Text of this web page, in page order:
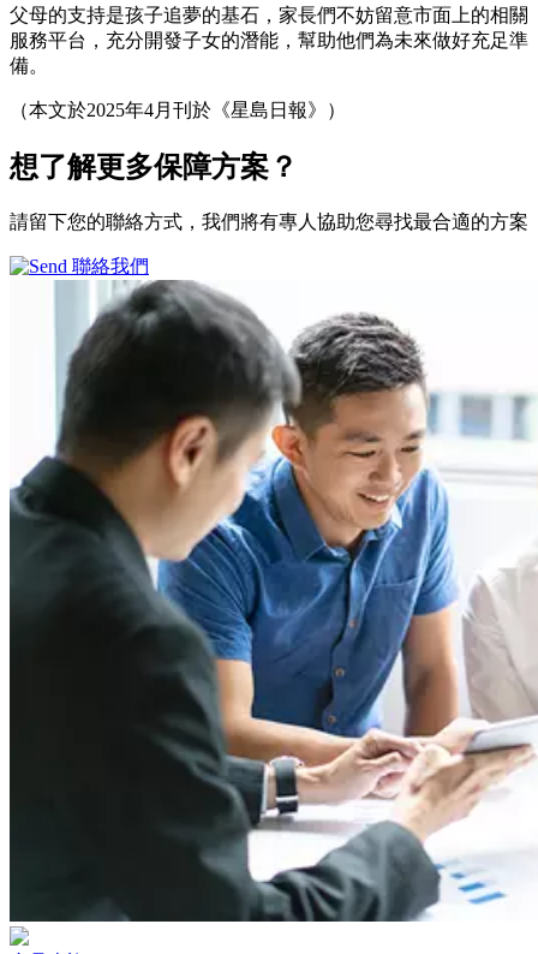
父母的支持是孩子追夢的基石，家長們不妨留意市面上的相關
服務平台，充分開發子女的潛能，幫助他們為未來做好充足準
備。
（本文於2025年4月刊於《星島日報》）
想了解更多保障方案？
請留下您的聯絡方式，我們將有專人協助您尋找最合適的方案
聯絡我們